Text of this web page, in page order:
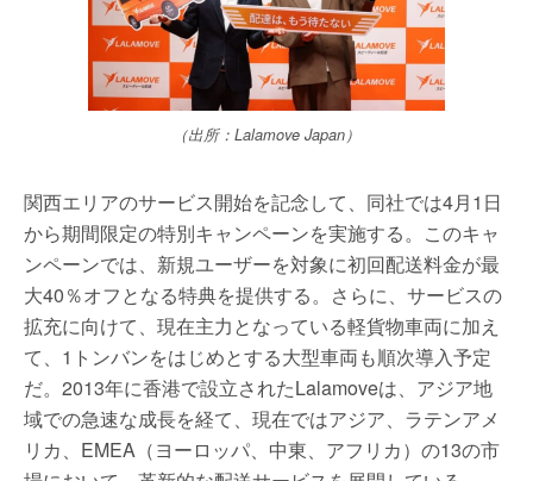
（出所：Lalamove Japan）
関西エリアのサービス開始を記念して、同社では4月1日
から期間限定の特別キャンペーンを実施する。このキャ
ンペーンでは、新規ユーザーを対象に初回配送料金が最
大40％オフとなる特典を提供する。さらに、サービスの
拡充に向けて、現在主力となっている軽貨物車両に加え
て、1トンバンをはじめとする大型車両も順次導入予定
だ。2013年に香港で設立されたLalamoveは、アジア地
域での急速な成長を経て、現在ではアジア、ラテンアメ
リカ、EMEA（ヨーロッパ、中東、アフリカ）の13の市